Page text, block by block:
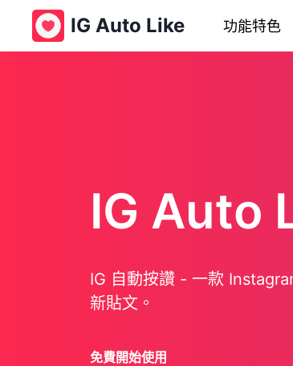
IG Auto Like 功能特色
IG Auto
IG 自動按讚 - 一款
新貼文。
免費開始使用